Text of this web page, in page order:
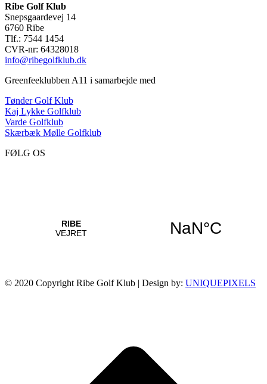
Ribe Golf Klub
Snepsgaardevej 14
6760 Ribe
Tlf.: 7544 1454
CVR-nr: 64328018
info@ribegolfklub.dk
Greenfeeklubben A11 i samarbejde med
Tønder Golf Klub
Kaj Lykke Golfklub
Varde Golfklub
Skærbæk Mølle Golfklub
FØLG OS
© 2020 Copyright Ribe Golf Klub | Design by: UNIQUEPIXELS